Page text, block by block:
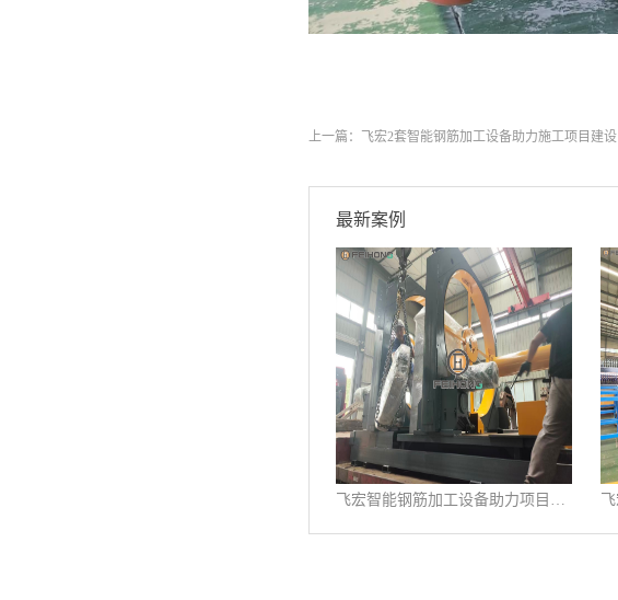
上一篇： 飞宏2套智能钢筋加工设备助力施工项目建设
最新案例
飞宏智能钢筋加工设备助力项目施工建设